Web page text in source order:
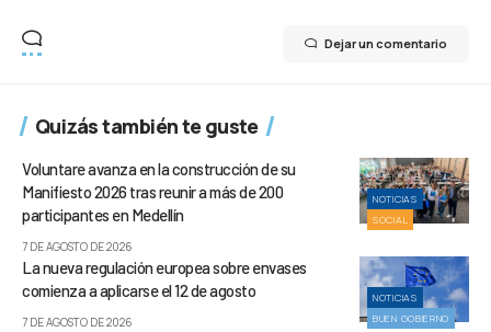
Dejar un comentario
Quizás también te guste
NOTICIAS
SOCIAL
Voluntare avanza en la construcción de su
Manifiesto 2026 tras reunir a más de 200
participantes en Medellín
7 DE AGOSTO DE 2026
NOTICIAS
BUEN GOBIERNO
La nueva regulación europea sobre envases
comienza a aplicarse el 12 de agosto
7 DE AGOSTO DE 2026